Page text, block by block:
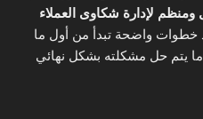
ومنظم لإدارة شكاوى العملاء
خطوات واضحة تبدأ من أول ما
يتم حل مشكلته بشكل نهائي